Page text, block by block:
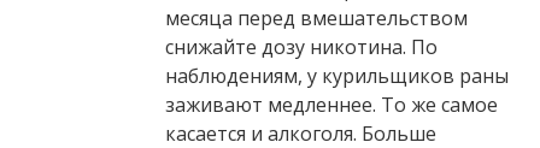
месяца перед вмешательством
снижайте дозу никотина. По
наблюдениям, у курильщиков раны
заживают медленнее. То же самое
касается и алкоголя. Больше